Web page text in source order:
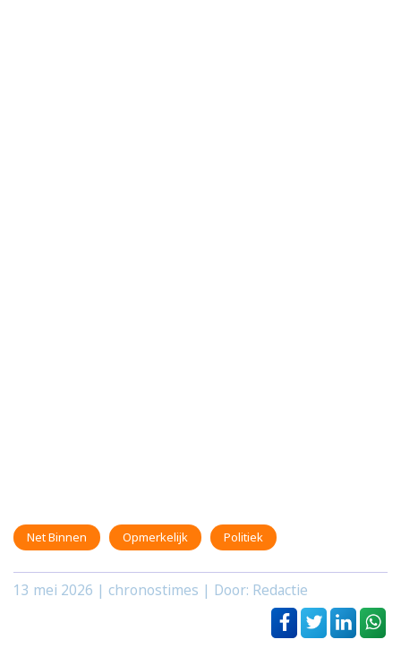
Net Binnen Opmerkelijk Politiek
13 mei 2026 | chronostimes | Door: Redactie